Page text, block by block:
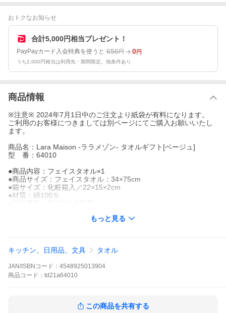
おトクなお知らせ
合計5,000円相当プレゼント！
PayPayカード入会特典を使うと 650円 0円
うち2,000円相当は利用先・期間限定。他条件あり
商品情報
※注意※ 2024年7月1日中のご注文より紙袋が有料になります。
ご利用のお客様につきましては別ページにてご購入お願いいたし
ます。
商品名：Lara Maison -ララメゾン- タオルギフト[ベージュ]
型 番：64010
●商品内容：フェイスタオル×1
●商品サイズ：フェイスタオル：34×75cm
●箱サイズ：化粧箱入／22×15×2cm
●材質：綿100％
い 成人内祝い 退職内祝い 満中陰志 香典返し 志 法要 年忌 仏事 法
回忌 出産祝い 結婚祝い 新築祝い 入園祝い 入学祝い 就職祝い 成
人祝い 退職祝い 退職記念 お中元 お歳暮 お年賀 粗品 プレゼント
スプレゼント バレンタインデー ホワイトデー 結婚記念日 贈り物
2021 敬老の日 敬老記念品 おじいちゃん おばあちゃん 祖父 祖母
もっと見る
キッチン、日用品、文具 タオル
JAN/ISBNコード： 4548925013904
商品 コード： td21a64010
この商品を共有する